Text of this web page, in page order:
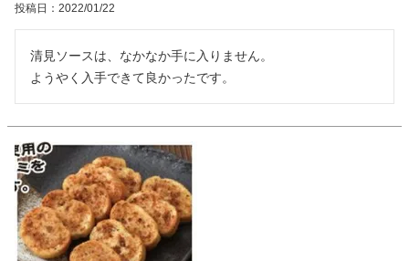
投稿日 2022/01/22
清見ソースは、なかなか手に入りません。
ようやく入手できて良かったです。